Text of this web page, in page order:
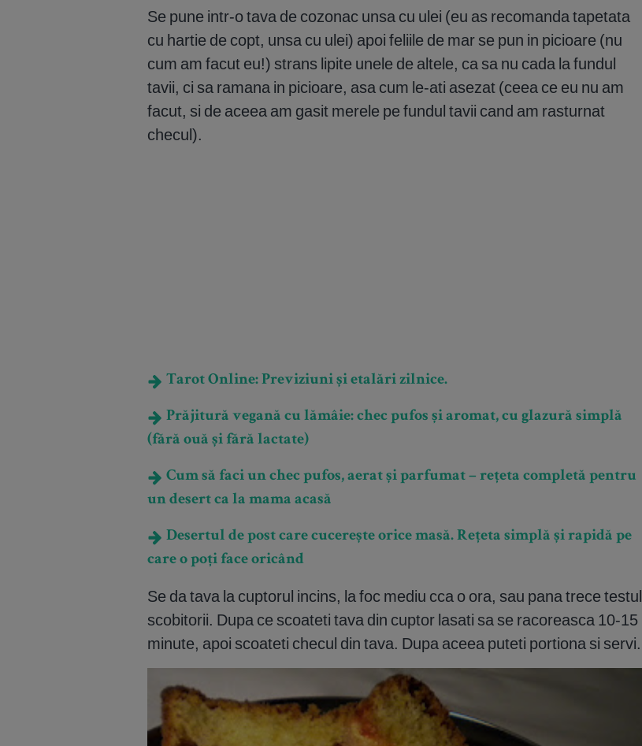
Se pune intr-o tava de cozonac unsa cu ulei (eu as recomanda tapetata
cu hartie de copt, unsa cu ulei) apoi feliile de mar se pun in picioare (nu
cum am facut eu!) strans lipite unele de altele, ca sa nu cada la fundul
tavii, ci sa ramana in picioare, asa cum le-ati asezat (ceea ce eu nu am
facut, si de aceea am gasit merele pe fundul tavii cand am rasturnat
checul).
Tarot Online: Previziuni și etalări zilnice.
Prăjitură vegană cu lămâie: chec pufos și aromat, cu glazură simplă
(fără ouă și fără lactate)
Cum să faci un chec pufos, aerat și parfumat – rețeta completă pentru
un desert ca la mama acasă
Desertul de post care cucerește orice masă. Rețeta simplă și rapidă pe
care o poți face oricând
Se da tava la cuptorul incins, la foc mediu cca o ora, sau pana trece testul
scobitorii. Dupa ce scoateti tava din cuptor lasati sa se racoreasca 10-15
minute, apoi scoateti checul din tava. Dupa aceea puteti portiona si servi.